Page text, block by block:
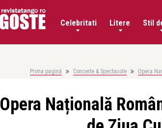
Celebritati Litere Stil
Prima pagină Concerte & Spectacole Opera
Opera Națională